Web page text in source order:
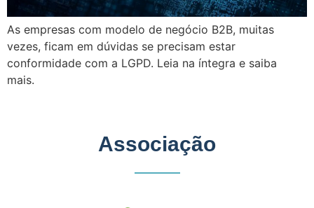
As empresas com modelo de negócio B2B, muitas
vezes, ficam em dúvidas se precisam estar
conformidade com a LGPD. Leia na íntegra e saiba
mais.
Associação